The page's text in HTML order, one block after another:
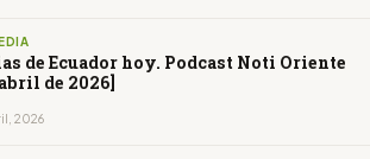
de Ecuador hoy. Podcast Noti Oriente
de 2026]
2026